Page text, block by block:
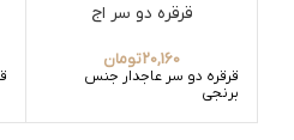
قرقره دو سر اج
20,160تومان
قرقره دو سر عاجدار جنس
برنجی